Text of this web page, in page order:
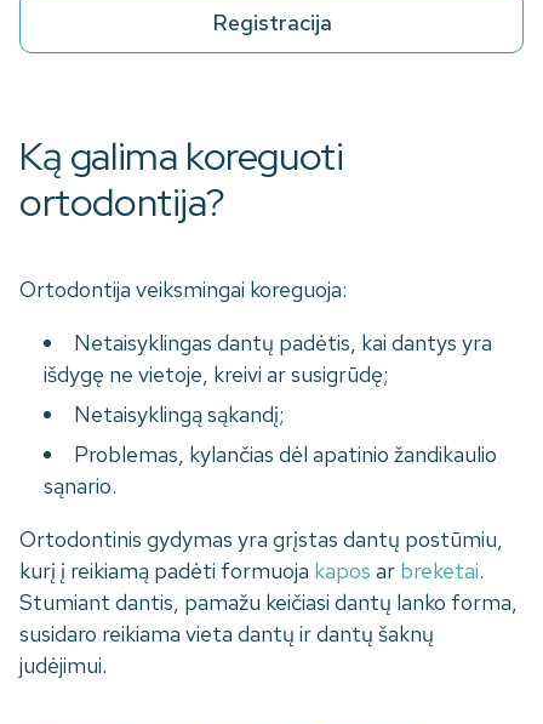
Registracija
Ką galima koreguoti
ortodontija?
Ortodontija veiksmingai koreguoja:
Netaisyklingas dantų padėtis, kai dantys yra
išdygę ne vietoje, kreivi ar susigrūdę;
Netaisyklingą sąkandį;
Problemas, kylančias dėl apatinio žandikaulio
sąnario.
Ortodontinis gydymas yra grįstas dantų postūmiu,
kurį į reikiamą padėti formuoja kapos ar breketai.
Stumiant dantis, pamažu keičiasi dantų lanko forma,
susidaro reikiama vieta dantų ir dantų šaknų
judėjimui.